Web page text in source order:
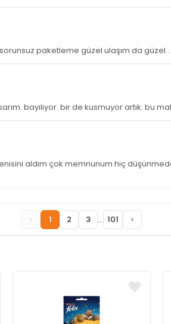
paketleme güzel ulaşım da güzel .
bayılıyor. bir de kusmuyor artık. bu
aldım çok memnunum hiç
‹ 1 2 3 ... 101 ›